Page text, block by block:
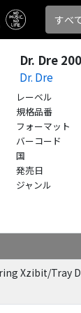
すべ
Dr. Dre
Dr. Dre
レーベル
規格品番
フォーマット
バーコード
国
発売日
ジャンル
Xzibit/Tray